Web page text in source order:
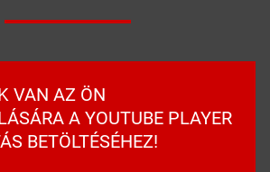
VAN AZ ÖN
A YOUTUBE PLAYER
BETÖLTÉSÉHEZ!